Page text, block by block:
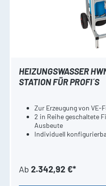
HEIZUNGSWASSER
STATION FÜR PROFI´S
Zur Erzeugung von VE-
2 in Reihe geschaltete
Ausbeute
Individuell
Ab 2.342,92 €*